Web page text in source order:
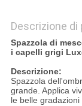
Descrizione
Spazzola di
i capelli grigi
Descrizione:
Spazzola
grande. Applica
le belle gradazioni